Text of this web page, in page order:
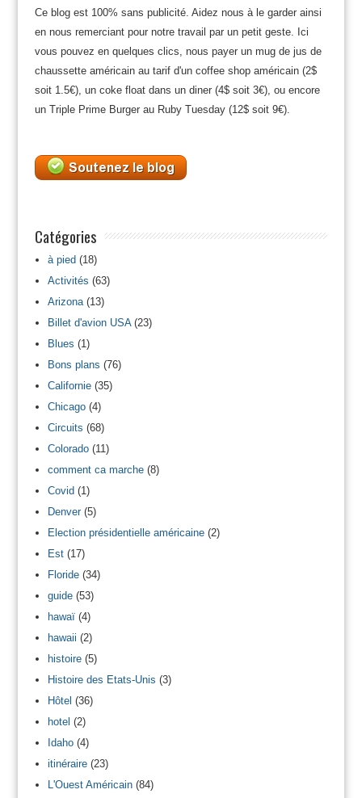
Ce blog est 100% sans publicité. Aidez nous à le garder ainsi
en nous remerciant pour notre travail par un petit geste. Ici
vous pouvez en quelques clics, nous payer un mug de jus de
chaussette américain au tarif d'un coffee shop américain (2$
soit 1.5€), un coke float dans un diner (4$ soit 3€), ou encore
un Triple Prime Burger au Ruby Tuesday (12$ soit 9€).
Catégories
à pied(18)
Activités (63)
Arizona(13)
Billet d'avion USA(23)
Blues (1)
Bons plans (76)
Californie(35)
Chicago(4)
Circuits (68)
Colorado(11)
comment ca marche(8)
Covid(1)
Denver(5)
Election présidentielle américaine(2)
Est(17)
Floride(34)
guide(53)
hawaï(4)
hawaii (2)
histoire(5)
Histoire des Etats-Unis (3)
Hôtel (36)
hotel (2)
Idaho(4)
itinéraire(23)
L'Ouest Américain(84)